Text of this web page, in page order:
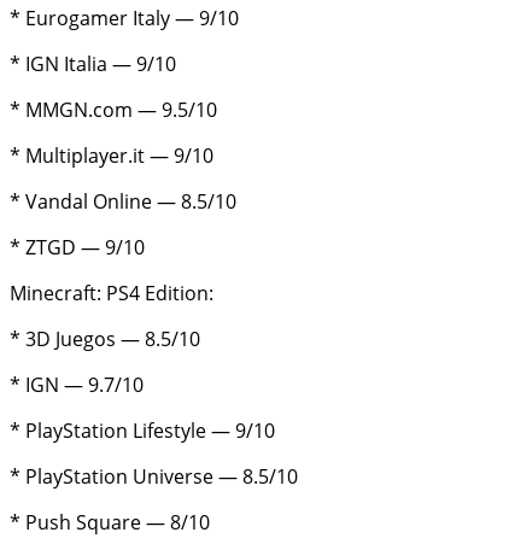
* Eurogamer Italy — 9/10
* IGN Italia — 9/10
* MMGN.com — 9.5/10
* Multiplayer.it — 9/10
* Vandal Online — 8.5/10
* ZTGD — 9/10
Minecraft: PS4 Edition:
* 3D Juegos — 8.5/10
* IGN — 9.7/10
* PlayStation Lifestyle — 9/10
* PlayStation Universe — 8.5/10
* Push Square — 8/10